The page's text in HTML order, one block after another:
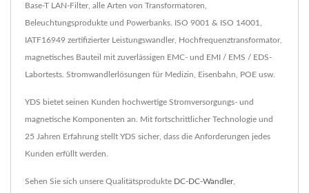
Base-T LAN-Filter, alle Arten von Transformatoren,
Beleuchtungsprodukte und Powerbanks. ISO 9001 & ISO 14001,
IATF16949 zertifizierter Leistungswandler, Hochfrequenztransformator,
magnetisches Bauteil mit zuverlässigen EMC- und EMI / EMS / EDS-
Labortests. Stromwandlerlösungen für Medizin, Eisenbahn, POE usw.
YDS bietet seinen Kunden hochwertige Stromversorgungs- und
magnetische Komponenten an. Mit fortschrittlicher Technologie und
25 Jahren Erfahrung stellt YDS sicher, dass die Anforderungen jedes
Kunden erfüllt werden.
Sehen Sie sich unsere Qualitätsprodukte DC-DC-Wandler,